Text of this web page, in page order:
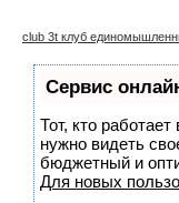
club 3t клуб
Сервис
Тот, кто
нужно видеть
бюджетный и
Для новых